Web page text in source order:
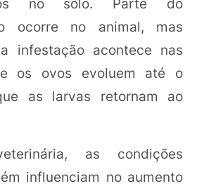
ocorre no animal, mas
infestação acontece nas
os ovos evoluem até o
as larvas retornam ao
as condições
influenciam no aumento